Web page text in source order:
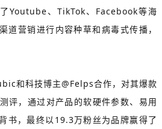
Youtube、TikTok、Facebook等海
道营销进行内容种草和病毒式传播，
和科技博主@Felps合作，对其爆款
评，通过对产品的软硬件参数、易用
书，最终以19.3万粉丝为品牌赢得了